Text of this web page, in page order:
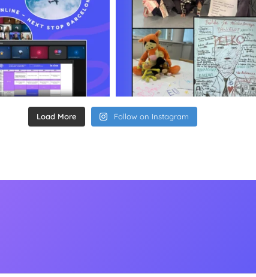
Load More Follow on Instagram